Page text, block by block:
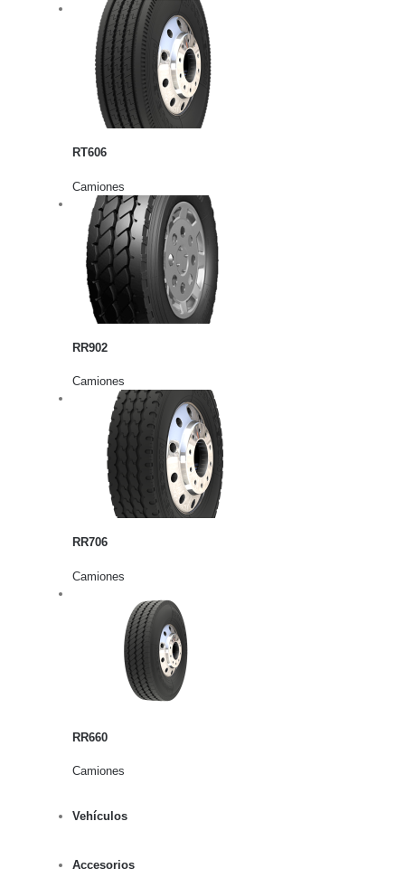
RT606
Camiones
RR902
Camiones
RR706
Camiones
RR660
Camiones
Vehículos
Accesorios